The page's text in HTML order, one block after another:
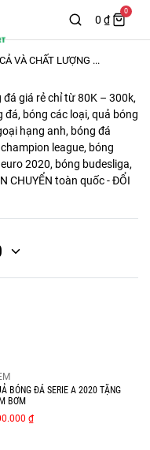
0 ₫
0
VÀ CHẤT LƯỢNG ...
giá rẻ chỉ từ 80K – 300k,
bóng các loại, quả bóng
hạng anh, bóng đá
league, bóng
2020, bóng budesliga,
CHUYỂN toàn quốc - ĐỔI
BÓNG ĐÁ SERIE A 2020 TẶNG
BƠM
₫